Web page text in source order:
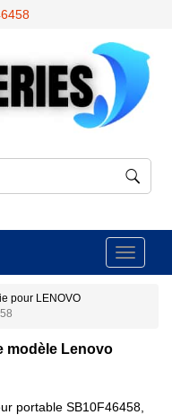
Toggle
pour LENOVO
modèle Lenovo
portable SB10F46458,